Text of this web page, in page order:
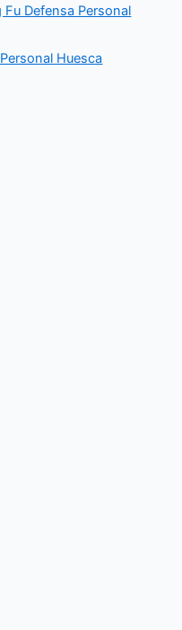
Fu Defensa Personal
Huesca